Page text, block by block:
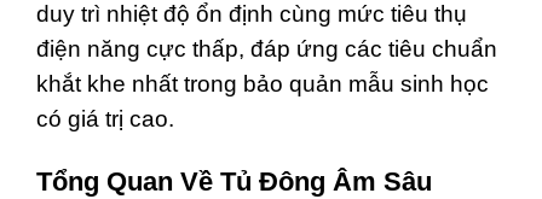
duy trì nhiệt độ ổn định cùng mức tiêu thụ
điện năng cực thấp, đáp ứng các tiêu chuẩn
khắt khe nhất trong bảo quản mẫu sinh học
có giá trị cao.
Tổng Quan Về Tủ Đông Âm Sâu